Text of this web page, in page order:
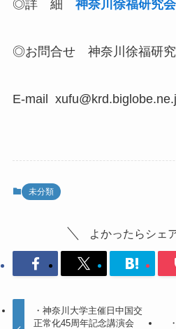
◎詳 細 神奈川徐福研究
◎お問合せ 神奈川徐福研
E-mail
未分類
よかったらシェ
・神奈川大学主催日中国交
正常化45周年記念講演会